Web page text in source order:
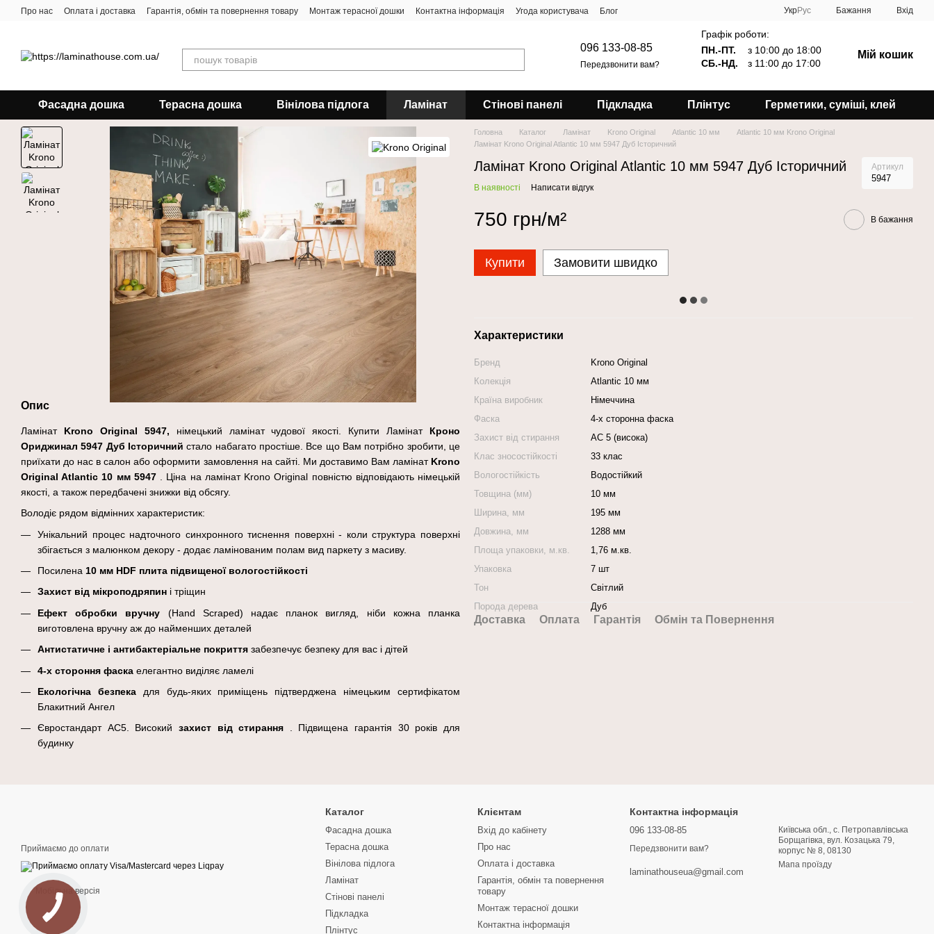
Перейти до основного контенту
Про нас Оплата і доставка Гарантія, обмін та повернення товару Монтаж терасної дошки Контактна інформація Угода користувача Блог УкрРус Бажання Вхід
096 133-08-85
Передзвонити вам?
Графік роботи:
ПН.-ПТ.
з 10:00 до 18:00
СБ.-НД.
з 11:00 до 17:00
Мій кошик
Фасадна дошка Терасна дошка Вінілова підлога Ламінат Стінові панелі Підкладка Плінтус Герметики, суміші, клей
Опис
Ламінат Krono Original 5947, німецький ламінат чудової якості. Купити Ламінат Кроно
Ориджинал5947 Дуб Історичнийстало набагато простіше. Все що Вам потрібно зробити, це
приїхати до нас в салон або оформити замовлення на сайті. Ми доставимо Вам ламінат Krono
Original Atlantic 10 мм 5947
. Ціна на ламінат Krono Original повністю відповідають німецькій
якості, а також передбачені знижки від обсягу.
Володіє рядом відмінних характеристик:
Унікальний процес надточного синхронного тиснення поверхні - коли структура поверхні
збігається з малюнком декору - додає ламінованим полам вид паркету з масиву.
Посилена 10 мм HDF плита підвищеної вологостійкості
Захист від мікроподряпин і тріщин
Ефект обробки вручну (Hand Scraped) надає планок вигляд, ніби кожна планка
виготовлена ​​вручну аж до найменших деталей
Антистатичне і антибактеріальне покриття забезпечує безпеку для вас і дітей
4-х стороння фаска елегантно виділяє ламелі
Екологічна безпека для будь-яких приміщень підтверджена німецьким сертифікатом
Блакитний Ангел
Євростандарт AC5. Високий захист від стирання . Підвищена гарантія 30 років для
будинку
Головна Каталог Ламінат Krono Original Atlantic 10 мм
Atlantic 10 мм Krono Original
Ламінат Krono Original Atlantic 10 мм 5947 Дуб Історичний
Ламінат Krono Original Atlantic 10 мм 5947 Дуб Історичний Артикул
5947
В наявності Написати відгук
750 грн/м² В бажання
Купити Замовити швидко
Характеристики
Бренд
Krono Original
Колекція
Atlantic 10 мм
Країна виробник
Німеччина
Фаска
4-х сторонна фаска
Захист від стирання
АС 5 (висока)
Клас зносостійкості
33 клас
Вологостійкість
Водостійкий
Товщина (мм)
10 мм
Ширина, мм
195 мм
Довжина, мм
1288 мм
Площа упаковки, м.кв.
1,76 м.кв.
Упаковка
7 шт
Тон
Світлий
Порода дерева
Дуб
Доставка Оплата Гарантія Обмін та Повернення
Приймаємо до оплати
Мобільна версія
Каталог
Фасадна дошка
Терасна дошка
Вінілова підлога
Ламінат
Стінові панелі
Підкладка
Плінтус
Клієнтам
Вхід до кабінету
Про нас
Оплата і доставка
Гарантія, обмін та повернення
товару
Монтаж терасної дошки
Контактна інформація
Контактна інформація
096 133-08-85
Передзвонити вам?
laminathouseua@gmail.com
Київська обл., с. Петропавлівська
Борщагівка, вул. Козацька 79,
корпус № 8, 08130
Мапа проїзду